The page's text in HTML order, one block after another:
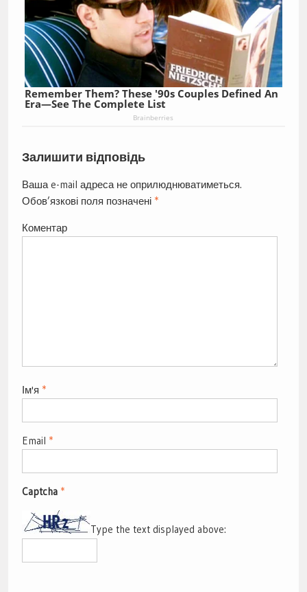
Remember Them? These '90s Couples Defined An
Era—See The Complete List
Brainberries
Залишити відповідь
Ваша e-mail адреса не оприлюднюватиметься.
Обов’язкові поля позначені *
Коментар
Ім'я *
Email *
Captcha *
Type the text displayed above: